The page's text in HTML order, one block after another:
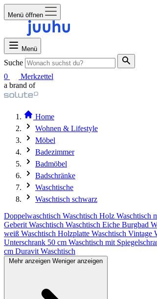
Menü öffnen
Menü
Suche
0
Merkzettel
a brand of
Home
Wohnen & Lifestyle
Möbel
Badezimmer
Badmöbel
Badschränke
Waschtische
Waschtisch schwarz
Doppelwaschtisch Waschtisch Holz Waschtisch
Geberit Waschtisch Waschtisch Eiche Burgbad
weiß Waschtisch Holzplatte Waschtisch Vintage
Unterschrank 50 cm Waschtisch mit
cm Duravit Waschtisch
Mehr anzeigen Weniger anzeigen